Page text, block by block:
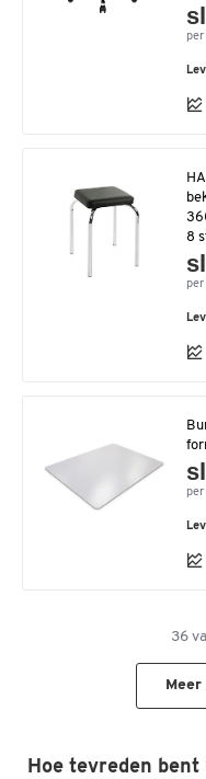
per
8
per
per
36
Hoe tevreden